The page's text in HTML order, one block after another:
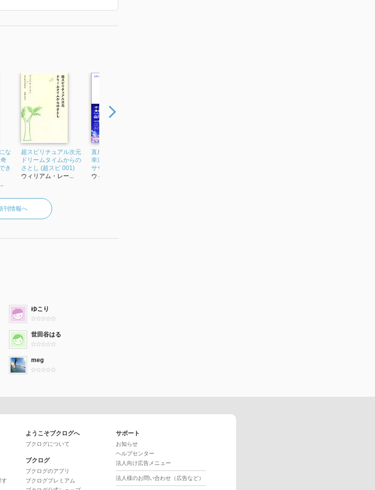
な
き
超スピリチュアル次元
ドリームタイムからの
さとし (超スピ 001)
ウィリアム・レー...
直感力が高まる生き方
幸運を引き寄せるエク
ササイズ
ウィリアム・レー...
刊情報へ
ゆこり
世田谷はる
meg
す
ようこそブクログへ
ブクログについて
ブクログ
ブクログのアプリ
ブクログプレミアム
サポート
お知らせ
ヘルプセンター
法人向け広告メニュー
法人様のお問い合わせ（広告など）